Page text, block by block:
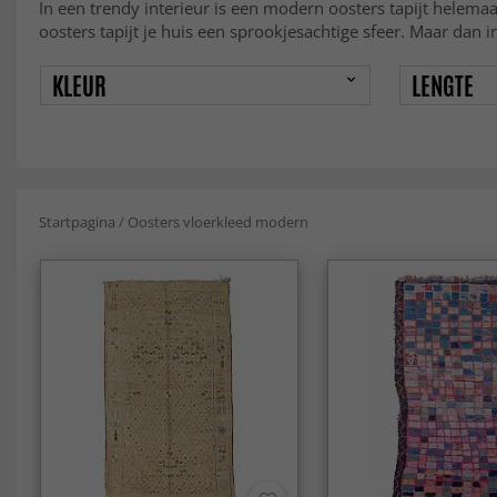
In een trendy interieur is een modern oosters tapijt
oosters tapijt je huis een sprookjesachtige sfeer. Maar dan
KLEUR LENGTE
Startpagina / Oosters vloerkleed modern